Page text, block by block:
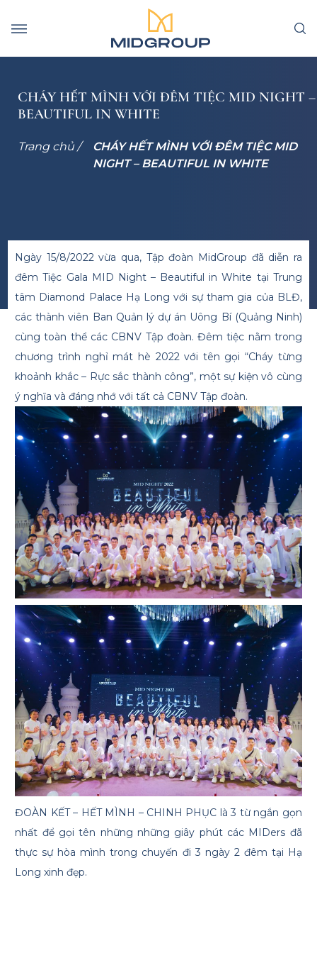
CHÁY HẾT MÌNH VỚI ĐÊM TIỆC MID NIGHT –
BEAUTIFUL IN WHITE
Trang chủ /
CHÁY HẾT MÌNH VỚI ĐÊM TIỆC MID
NIGHT – BEAUTIFUL IN WHITE
Ngày 15/8/2022 vừa qua, Tập đoàn MidGroup đã diễn ra
đêm Tiệc Gala MID Night – Beautiful in White tại Trung
tâm Diamond Palace Hạ Long với sự tham gia của BLĐ,
các thành viên Ban Quản lý dự án Uông Bí (Quảng Ninh)
cùng toàn thể các CBNV Tập đoàn. Đêm tiệc nằm trong
chương trình nghỉ mát hè 2022 với tên gọi “Cháy từng
khoảnh khắc – Rực sắc thành công”, một sự kiện vô cùng
ý nghĩa và đáng nhớ với tất cả CBNV Tập đoàn.
ĐOÀN KẾT – HẾT MÌNH – CHINH PHỤC là 3 từ ngắn gọn
nhất để gọi tên những những giây phút các MIDers đã
thực sự hòa mình trong chuyến đi 3 ngày 2 đêm tại Hạ
Long xinh đẹp.